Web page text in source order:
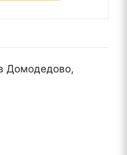
Домодедово,